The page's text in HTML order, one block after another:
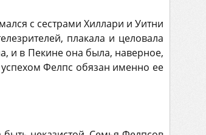
с сестрами Хиллари и Уитни
плакала и целовала
и в Пекине она была, наверное,
Фелпс обязан именно ее